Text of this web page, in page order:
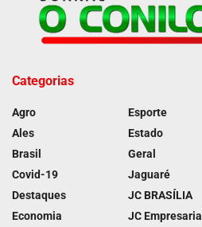
Categorias
Agro
Ales
Brasil
Covid-19
Destaques
Economia
Esporte
Estado
Geral
Jaguaré
JC BRASÍLIA
JC Empresarial